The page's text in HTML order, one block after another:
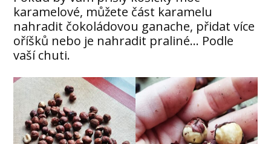
karamelové, můžete část karamelu
nahradit čokoládovou ganache, přidat více
oříšků nebo je nahradit praliné… Podle
vaší chuti.